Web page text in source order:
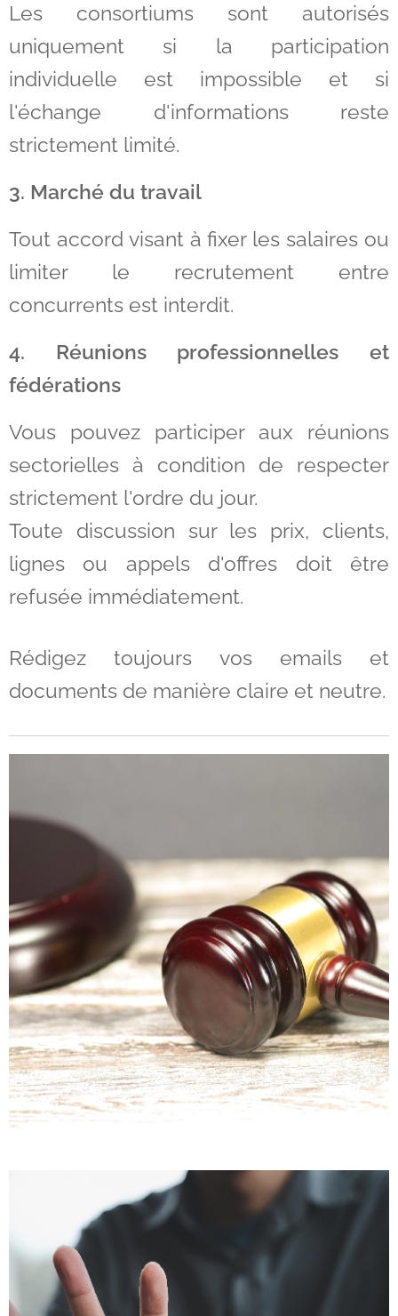
Les consortiums sont autorisés
uniquement si la participation
individuelle est impossible et si
l'échange d'informations reste
strictement limité.
3. Marché du travail
Tout accord visant à fixer les salaires ou
limiter le recrutement entre
concurrents est interdit.
4. Réunions professionnelles et
fédérations
Vous pouvez participer aux réunions
sectorielles à condition de respecter
strictement l'ordre du jour.
Toute discussion sur les prix, clients,
lignes ou appels d'offres doit être
refusée immédiatement.
Rédigez toujours vos emails et
documents de manière claire et neutre.